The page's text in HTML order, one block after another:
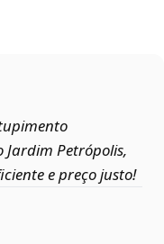
Jardim Petrópolis,
e preço justo!